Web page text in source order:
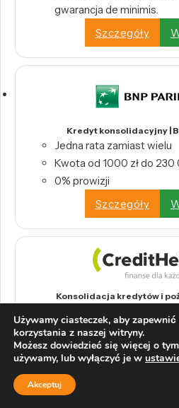
gwarancja de minimis.
Szczegóły
Kredyt konsolidacyjny |
Jedna rata zamiast wielu
Kwota od 1000 zł do 230
0% prowizji
Szczegóły
Konsolidacja kredytów i
wygodną ratę.
Odbierz swoje pieniądze
bankowych.
Wystarczy raport BIK, by
konsolidacji.
Używamy ciasteczek, aby
korzystania z naszej witryny.
Możesz dowiedzieć się więcej o
używamy, lub wyłączyć je w
Akceptuj